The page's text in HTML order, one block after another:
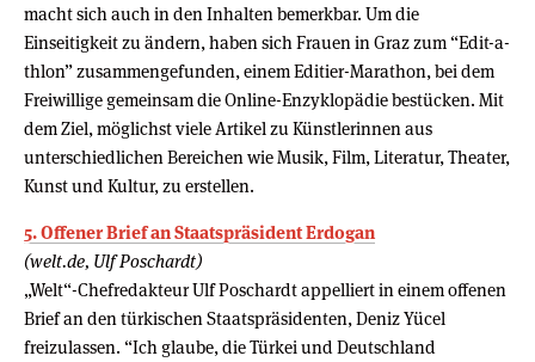
macht sich auch in den Inhalten bemerkbar. Um die
Einseitigkeit zu ändern, haben sich Frauen in Graz zum “Edit-a-
thlon” zusammengefunden, einem Editier-Marathon, bei dem
Freiwillige gemeinsam die Online-Enzyklopädie bestücken. Mit
dem Ziel, möglichst viele Artikel zu Künstlerinnen aus
unterschiedlichen Bereichen wie Musik, Film, Literatur, Theater,
Kunst und Kultur, zu erstellen.
5. Offener Brief an Staatspräsident Erdogan
(welt.de, Ulf Poschardt)
„Welt“-Chefredakteur Ulf Poschardt appelliert in einem offenen
Brief an den türkischen Staatspräsidenten, Deniz Yücel
freizulassen. “Ich glaube, die Türkei und Deutschland